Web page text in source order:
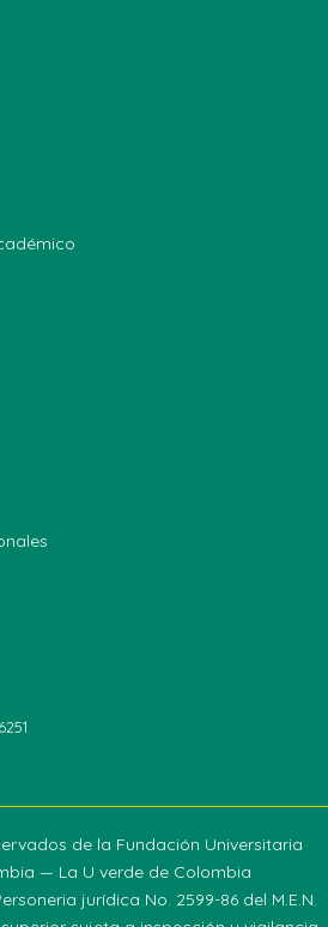
de la Fundación Universitaria
— La U verde de Colombia
jurídica No. 2599-86 del M.E.N.